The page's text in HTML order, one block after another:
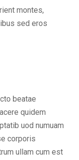
montes,
sed eros
beatae
quidem
uod numuam
corporis
ullam cum est